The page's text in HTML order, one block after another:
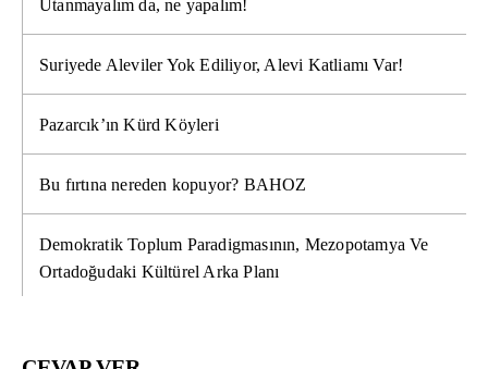
Utanmayalım da, ne yapalım!
Suriyede Aleviler Yok Ediliyor, Alevi Katliamı Var!
Pazarcık’ın Kürd Köyleri
Bu fırtına nereden kopuyor? BAHOZ
Demokratik Toplum Paradigmasının, Mezopotamya Ve
Ortadoğudaki Kültürel Arka Planı